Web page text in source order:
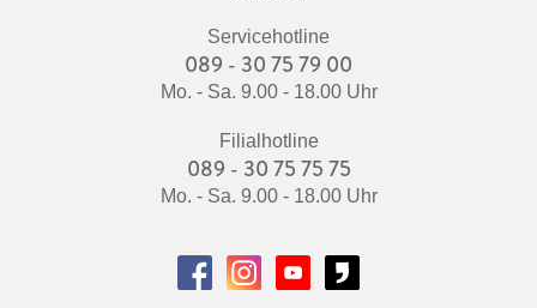
Servicehotline
089 - 30 75 79 00
Mo. - Sa. 9.00 - 18.00 Uhr
Filialhotline
089 - 30 75 75 75
Mo. - Sa. 9.00 - 18.00 Uhr